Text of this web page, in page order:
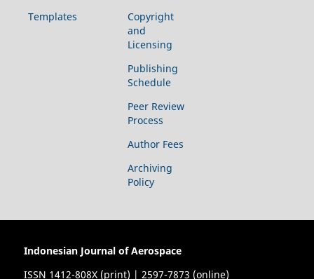
Templates
Copyright
and
Licensing
Publishing
Schedule
Peer Review
Process
Author Fees
Archiving
Policy
Indonesian Journal of Aerospace
ISSN 1412-808X (print) | 2597-7873 (online)